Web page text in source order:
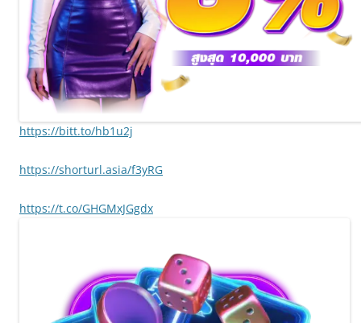
https://bitt.to/hb1u2j
https://shorturl.asia/f3yRG
https://t.co/GHGMxJGgdx